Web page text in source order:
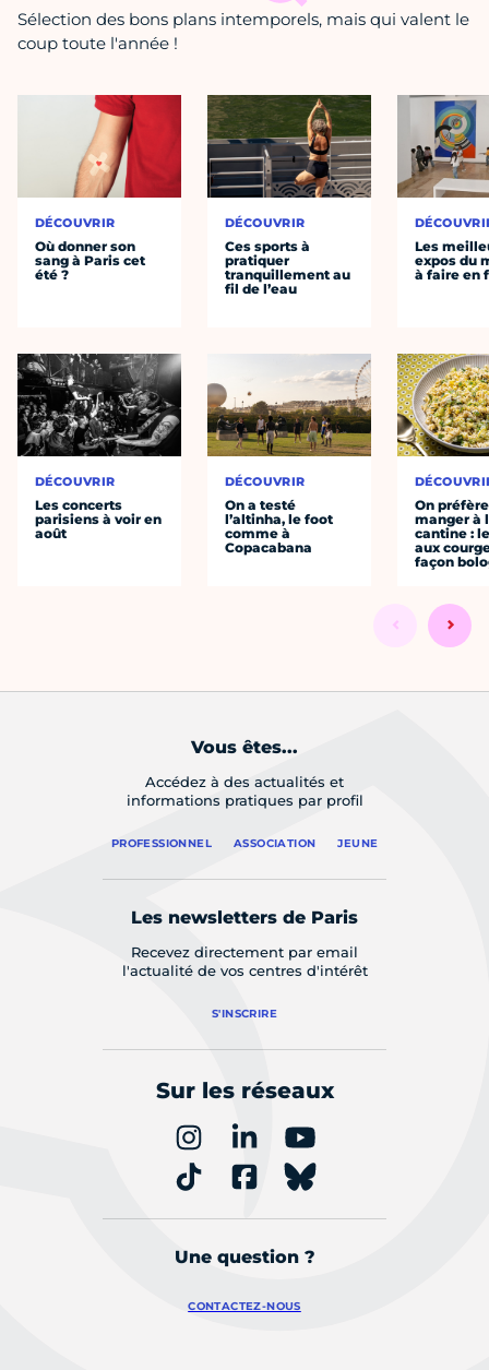
Sélection des bons plans intemporels, mais qui valent le
coup toute l'année !
DÉCOUVRIR
Où donner son
sang à Paris cet
été ?
DÉCOUVRIR
Les concerts
parisiens à voir en
août
DÉCOUVRIR
Ces sports à
pratiquer
tranquillement au
fil de l’eau
DÉCOUVRIR
On a testé
l’altinha, le foot
comme à
Copacabana
Les
expos du
à faire en
On préfère
manger à
cantine :
aux
façon
Vous êtes...
Accédez à des actualités et
informations pratiques par profil
PROFESSIONNEL ASSOCIATION JEUNE
Les newsletters de Paris
Recevez directement par email
l'actualité de vos centres d'intérêt
S'INSCRIRE
Sur les réseaux
Une question ?
CONTACTEZ-NOUS